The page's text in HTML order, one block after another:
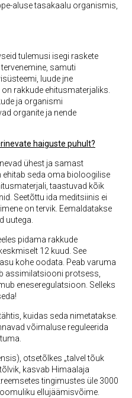
aluse tasakaalu organismis,
tulemusi isegi raskete
samuti
luude jne
rakkude ehitusmaterjaliks.
ja organismi
organite ja nende
haiguste puhult?
ühest ja samast
ehitab seda oma bioloogilise
taastuvad kõik
Seetõttu ida meditsiinis ei
on tervik. Eemaldatakse
uutega.
pidama rakkude
12 kuud. See
kohe oodata. Peab varuma
assimilatsiooni protsess,
eneseregulatsioon. Selleks
kuidas seda nimetatakse.
võimaluse reguleerida
otsetõlkes „talvel tõuk
kasvab Himaalaja
tingimustes üle 3000
ellujäämisvõime.